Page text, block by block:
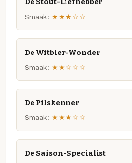
De Stout-Liefhebber
Smaak: ★★★☆☆
De Witbier-Wonder
Smaak: ★★☆☆☆
De Pilskenner
Smaak: ★★★☆☆
De Saison-Specialist